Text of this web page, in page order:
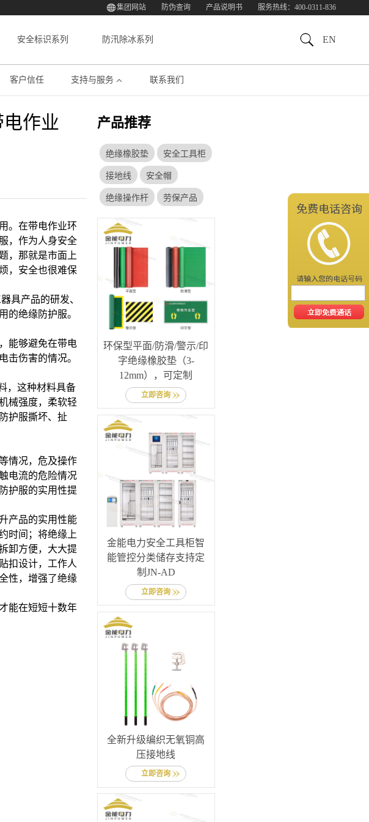
集团网站 防伪查询 产品说明书 服务热线：400-0311-836
安全标识系列 防汛除冰系列 EN
客户信任 支持与服务 联系我们
作业
。在带电作业环
，作为人身安全
，那就是市面上
，安全也很难保
具产品的研发、
的绝缘防护服。
能够避免在带电
击伤害的情况。
，这种材料具备
械强度，柔软轻
护服撕坏、扯
情况，危及操作
电流的危险情况
护服的实用性提
产品的实用性能
时间；将绝缘上
卸方便，大大提
扣设计，工作人
性，增强了绝缘
能在短短十数年
产品推荐
绝缘橡胶垫 安全工具柜
接地线 安全帽
绝缘操作杆 劳保产品
环保型平面/防滑/警示/印
字绝缘橡胶垫（3-
12mm），可定制
立即咨询
金能电力安全工具柜智
能管控分类储存支持定
制JN-AD
立即咨询
全新升级编织无氧铜高
压接地线
立即咨询